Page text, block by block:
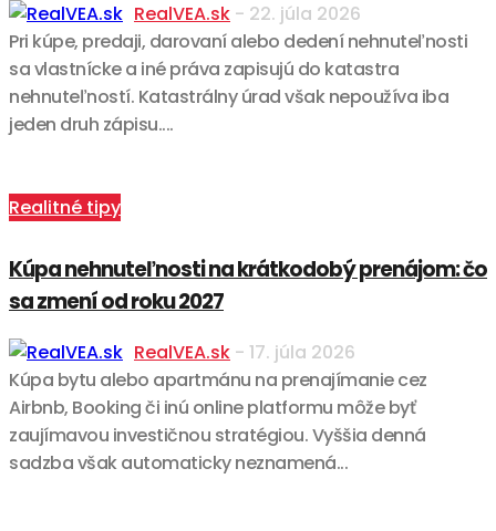
RealVEA.sk - 22. júla 2026
Pri kúpe, predaji, darovaní alebo dedení nehnuteľnosti
sa vlastnícke a iné práva zapisujú do katastra
nehnuteľností. Katastrálny úrad však nepoužíva iba
jeden druh zápisu....
Realitné tipy
Kúpa nehnuteľnosti na krátkodobý prenájom: čo
sa zmení od roku 2027
RealVEA.sk - 17. júla 2026
Kúpa bytu alebo apartmánu na prenajímanie cez
Airbnb, Booking či inú online platformu môže byť
zaujímavou investičnou stratégiou. Vyššia denná
sadzba však automaticky neznamená...